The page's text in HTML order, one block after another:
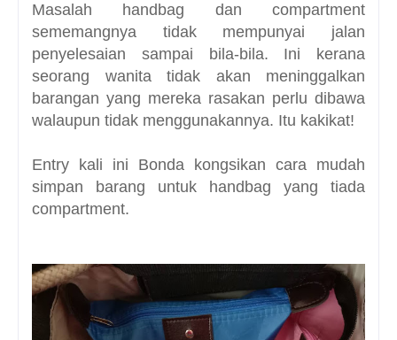
Masalah handbag dan compartment
sememangnya tidak mempunyai jalan
penyelesaian sampai bila-bila. Ini kerana
seorang wanita tidak akan meninggalkan
barangan yang mereka rasakan perlu dibawa
walaupun tidak menggunakannya. Itu kakikat!
Entry kali ini Bonda kongsikan cara mudah
simpan barang untuk handbag yang tiada
compartment.